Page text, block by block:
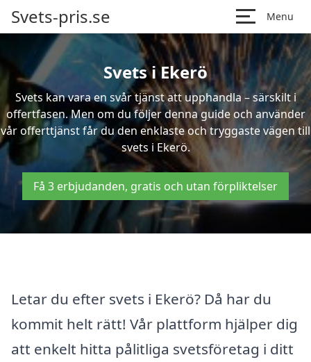
Svets-pris.se Menu
Svets i Ekerö
Svets kan vara en svår tjänst att upphandla – särskilt i
offertfasen. Men om du följer denna guide och använder
vår offerttjänst får du den enklaste och tryggaste vägen till
svets i Ekerö.
Få 3 erbjudanden, gratis och utan förpliktelser
Letar du efter svets i Ekerö? Då har du
kommit helt rätt! Vår plattform hjälper dig
att enkelt hitta pålitliga svetsföretag i ditt